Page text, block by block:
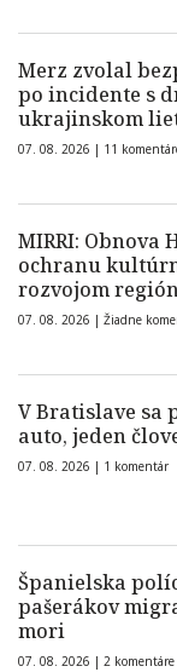
Merz zvolal
po incidente s
ukrajinskom
07. 08. 2026 | 11
MIRRI: Obnova
ochranu
rozvojom
07. 08. 2026 | Žiadne
V Bratislave sa
auto, jeden
07. 08. 2026 | 1 komentár
Španielska
pašerákov
mori
07. 08. 2026 | 2 komentáre